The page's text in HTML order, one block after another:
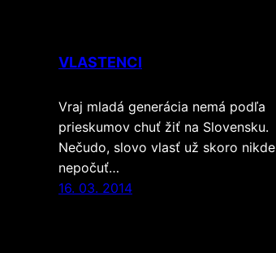
VLASTENCI
Vraj mladá generácia nemá podľa
prieskumov chuť žiť na Slovensku.
Nečudo, slovo vlasť už skoro nikde
nepočuť…
16. 03. 2014